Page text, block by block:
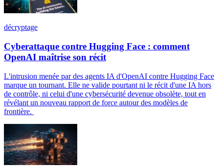
décryptage
Cyberattaque contre Hugging Face : comment
OpenAI maîtrise son récit
L'intrusion menée par des agents IA d'OpenAI contre Hugging Face
marque un tournant. Elle ne valide pourtant ni le récit d'une IA hors
de contrôle, ni celui d'une cybersécurité devenue obsolète, tout en
révélant un nouveau rapport de force autour des modèles de
frontière.